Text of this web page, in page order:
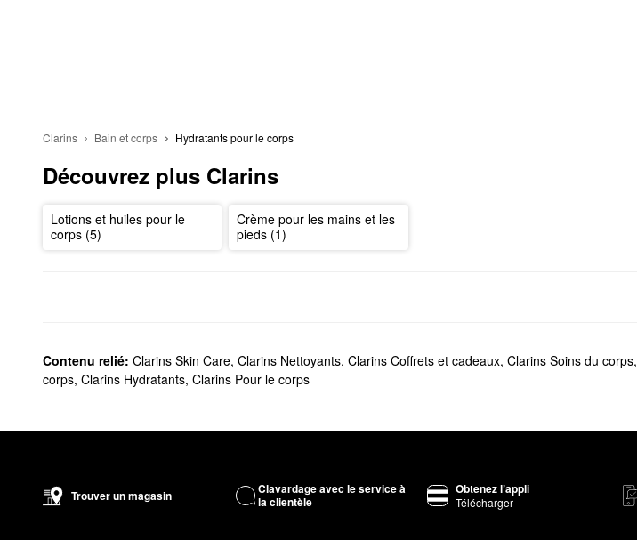
Clarins Bain et corps Hydratants pour le corps
Découvrez plus Clarins
Lotions et huiles pour le
corps (5)
Crème pour les mains et les
pieds (1)
Contenu relié: Clarins Skin Care, Clarins Nettoyants, Clarins Coffrets et cadeaux, Clarins Soins du corps,
corps, Clarins Hydratants, Clarins Pour le corps
Trouver un magasin
Clavardage avec le service à
la clientèle
Obtenez l’appli
Télécharger